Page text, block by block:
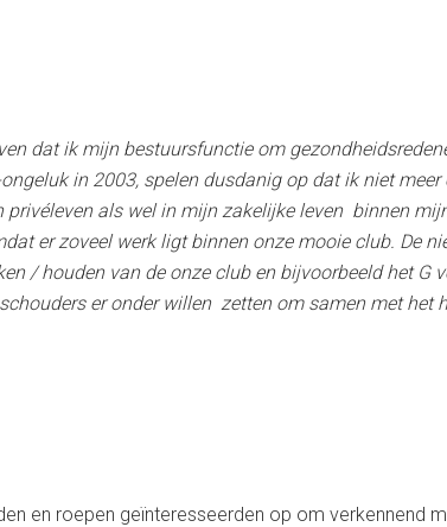
dat ik mijn bestuursfunctie om
in 2003, spelen dusdanig op dat ik niet
als wel in mijn zakelijke leven binnen
er zoveel werk ligt binnen onze mooie club. De
/ houden van de onze club en bijvoorbeeld het
er onder willen zetten om samen met
en roepen geïnteresseerden op om verkennend